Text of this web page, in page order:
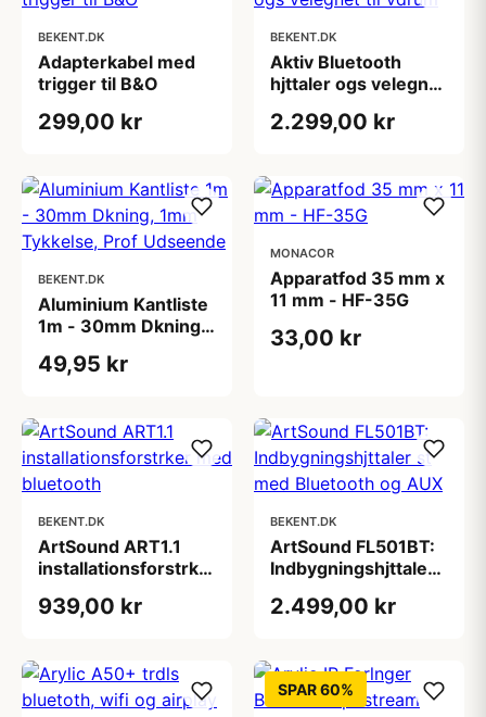
BEKENT.DK
Adapterkabel med
trigger til B&O
299,00 kr
BEKENT.DK
Aktiv Bluetooth
hjttaler ogs velegnet
2.299,00 kr
BEKENT.DK
Aluminium Kantliste
1m - 30mm Dkning,
Udseende
49,95 kr
MONACOR
Apparatfod 35 mm x
11 mm - HF-35G
33,00 kr
BEKENT.DK
ArtSound ART1.1
installationsforstrker
939,00 kr
BEKENT.DK
ArtSound FL501BT:
Indbygningshjttaler
AUX
2.499,00 kr
SPAR 60%